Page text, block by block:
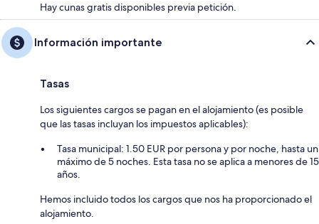
Hay cunas gratis disponibles previa petición.
Información importante
Tasas
Los siguientes cargos se pagan en el alojamiento (es posible
que las tasas incluyan los impuestos aplicables):
Tasa municipal: 1.50 EUR por persona y por noche, hasta un
máximo de 5 noches. Esta tasa no se aplica a menores de 15
años.
Hemos incluido todos los cargos que nos ha proporcionado el
alojamiento.